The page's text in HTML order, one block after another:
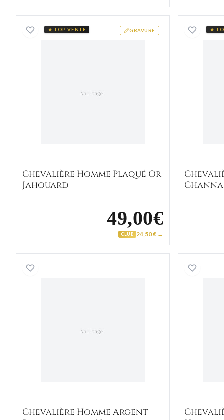
GRAVURE
★ TOP VENTE Chevalière Homme Plaqué Or
Chevalière Homme Plaqué Or
Jahouard
49,00€
CLUB 24,50 € →
★
Chevalière Homme Argent Radojco
Chevalière Homme Argent